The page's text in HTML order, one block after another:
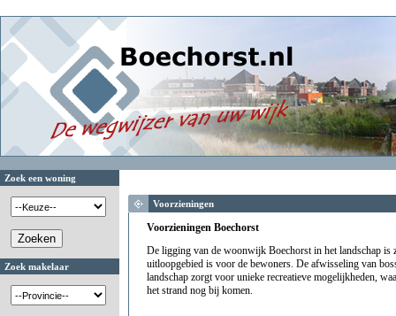
Zoek een woning
Zoek makelaar
Voorzieningen
Voorzieningen Boechorst
De ligging van de woonwijk Boechorst in het landschap is
uitloopgebied is voor de bewoners. De afwisseling van
landschap zorgt voor unieke recreatieve mogelijkheden,
het strand nog bij komen.